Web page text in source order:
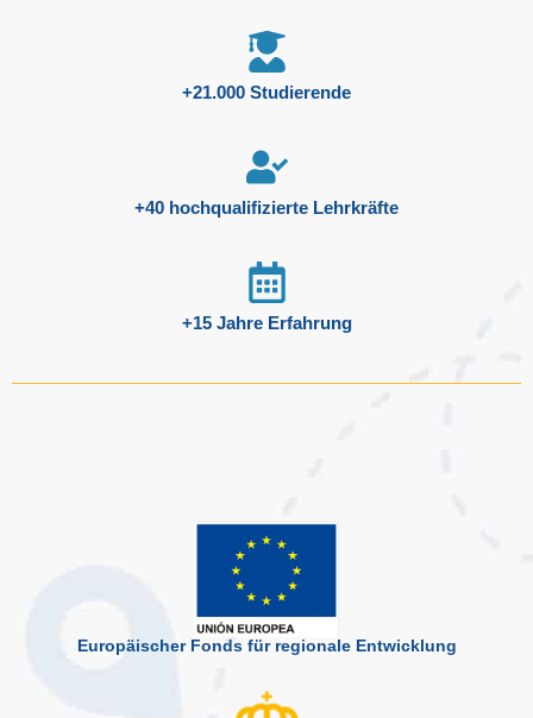
+21.000 Studierende
+40 hochqualifizierte Lehrkräfte
+15 Jahre Erfahrung
Europäischer Fonds für regionale Entwicklung